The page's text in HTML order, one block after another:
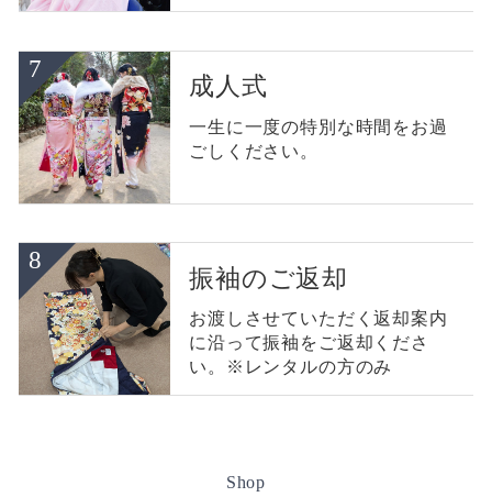
成人式
一生に一度の特別な時間をお過
ごしください。
振袖のご返却
お渡しさせていただく返却案内
に沿って振袖をご返却くださ
い。※レンタルの方のみ
Shop